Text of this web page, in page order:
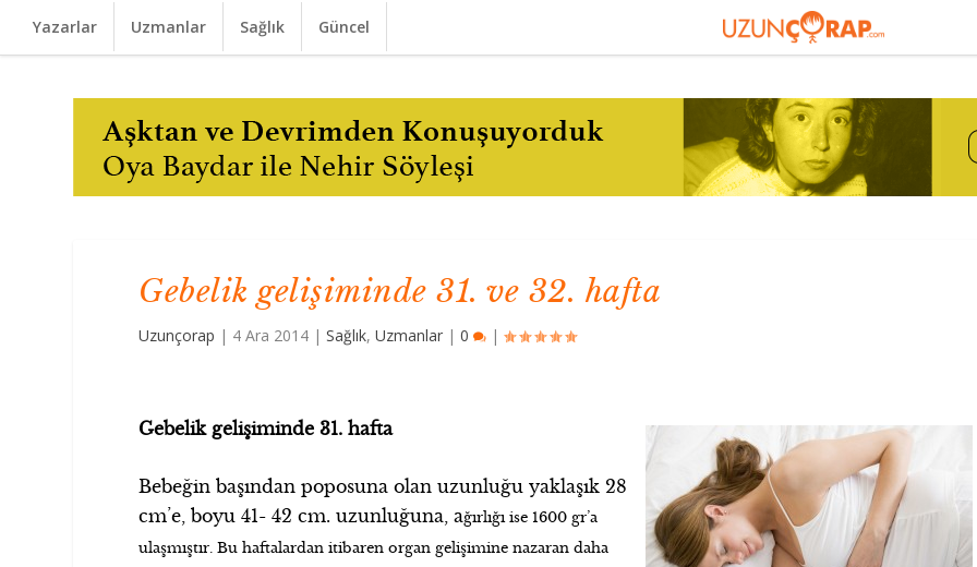
Yazarlar Uzmanlar Sağlık Güncel
Gebelik gelişiminde 31. ve 32. hafta
Uzunçorap | 4 Ara 2014 |Sağlık,Uzmanlar |0 |
Gebelik gelişiminde 31. hafta
Bebeğin başından poposuna olan uzunluğu yaklaşık 28
cm’e, boyu 41- 42 cm. uzunluğuna, ağırlığı ise 1600 gr’a
ulaşmıştır. Bu haftalardan itibaren organ gelişimine nazaran daha